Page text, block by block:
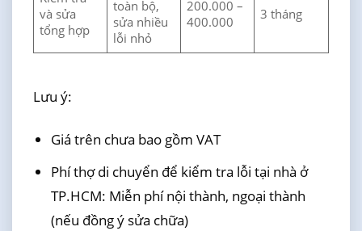
và sửa
tổng hợp
toàn bộ,
sửa nhiều
lỗi nhỏ
200.000 –
400.000
3 tháng
Lưu ý:
Giá trên chưa bao gồm VAT
Phí thợ di chuyển để kiểm tra lỗi tại nhà ở
TP.HCM: Miễn phí nội thành, ngoại thành
(nếu đồng ý sửa chữa)